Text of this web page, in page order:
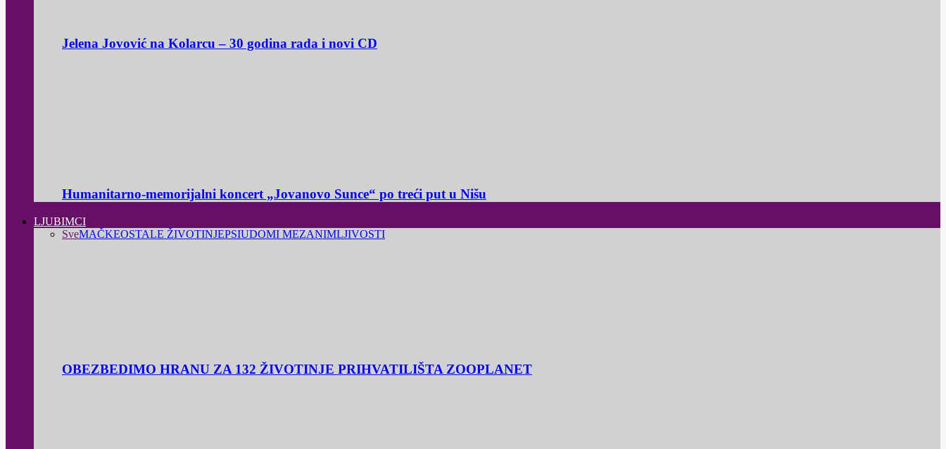
Jelena Jovović na Kolarcu – 30 godina rada i novi CD
Humanitarno-memorijalni koncert „Jovanovo Sunce“ po treći put u Nišu
LJUBIMCI
SveMAČKEOSTALE ŽIVOTINJEPSIUDOMI MEZANIMLJIVOSTI
OBEZBEDIMO HRANU ZA 132 ŽIVOTINJE PRIHVATILIŠTA ZOOPLANET